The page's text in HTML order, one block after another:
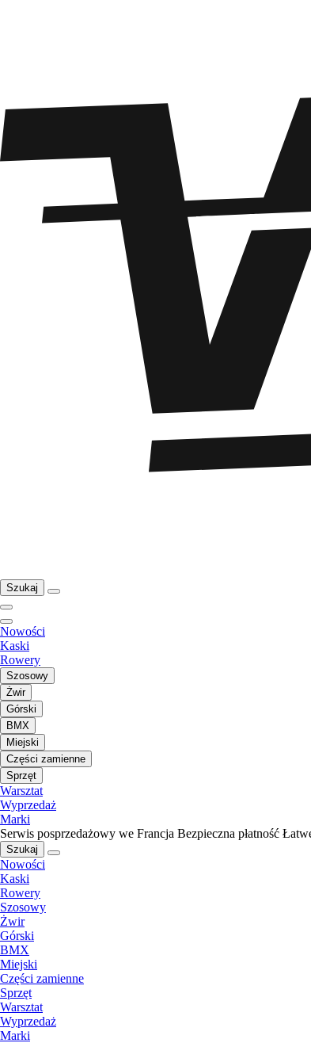
Szukaj
Nowości
Kaski
Rowery
Szosowy
Żwir
Górski
BMX
Miejski
Części zamienne
Sprzęt
Warsztat
Wyprzedaż
Marki
Serwis posprzedażowy we Francja Bezpieczna płatność
Szukaj
Nowości
Kaski
Rowery
Szosowy
Żwir
Górski
BMX
Miejski
Części zamienne
Sprzęt
Warsztat
Wyprzedaż
Marki